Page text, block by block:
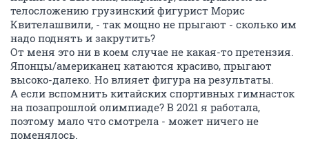
телосложению грузинский фигурист Морис
Квителашвили, - так мощно не прыгают - сколько им
надо поднять и закрутить?
От меня это ни в коем случае не какая-то претензия.
Японцы/американец катаются красиво, прыгают
высоко-далеко. Но влияет фигура на результаты.
А если вспомнить китайских спортивных гимнасток
на позапрошлой олимпиаде? В 2021 я работала,
поэтому мало что смотрела - может ничего не
поменялось.